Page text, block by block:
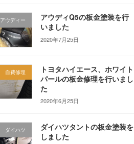
アウディー
アウディQ5の板金塗装を行
いました
2020年7月25日
自費修理
トヨタハイエース、ホワイト
パールの板金修理を行いまし
た
2020年6月25日
ダイハツ
ダイハツタントの板金塗装を
しました